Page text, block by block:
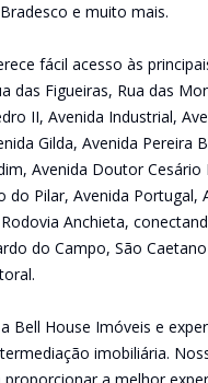
e muito mais.
fácil acesso às
das Figueiras, Rua das
II, Avenida Industrial,
Gilda, Avenida Pereira
Avenida Doutor Cesário
do Pilar, Avenida Portugal,
Anchieta,
do Campo, São
Bell House Imóveis e
imobiliária.